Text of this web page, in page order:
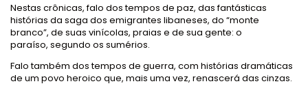
Nestas crônicas, falo dos tempos de paz, das fantásticas
histórias da saga dos emigrantes libaneses, do “monte
branco”, de suas vinícolas, praias e de sua gente: o
paraíso, segundo os sumérios.
Falo também dos tempos de guerra, com histórias dramáticas
de um povo heroico que, mais uma vez, renascerá das cinzas.